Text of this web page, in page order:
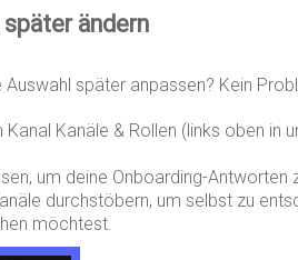
später ändern
Auswahl später anpassen? Kein
Kanal Kanäle & Rollen (links oben in
um deine Onboarding-Antworten
durchstöbern, um selbst zu
möchtest.